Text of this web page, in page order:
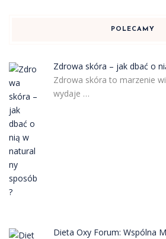
POLECAMY
Zdrowa skóra – jak dbać o
Zdrowa skóra to marzenie
wydaje …
Dieta Oxy Forum: Wspólna